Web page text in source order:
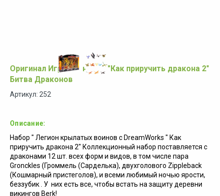
Оригинал Игровой набор "Как приручить дракона 2"
Битва Драконов
Артикул: 252
Описание:
Набор " Легион крылатых воинов с DreamWorks " Как
приручить дракона 2" Коллекционный набор поставляется с
драконами 12 шт. всех форм и видов, в том числе пара
Gronckles (Громмель (Сарделька), двухголового Zippleback
(Кошмарный пристеголов), и всеми любимый ночью ярости,
беззубик . У них есть все, чтобы встать на защиту деревни
викингов Berk!